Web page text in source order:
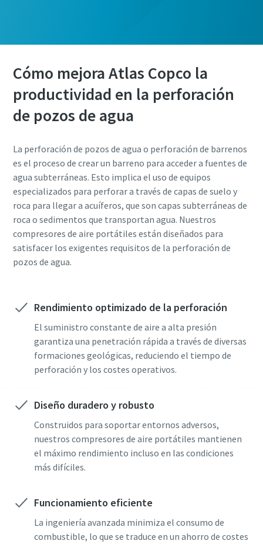
Cómo mejora Atlas Copco la
productividad en la perforación
de pozos de agua
La perforación de pozos de agua o perforación de barrenos
es el proceso de crear un barreno para acceder a fuentes de
agua subterráneas. Esto implica el uso de equipos
especializados para perforar a través de capas de suelo y
roca para llegar a acuíferos, que son capas subterráneas de
roca o sedimentos que transportan agua. Nuestros
compresores de aire portátiles están diseñados para
satisfacer los exigentes requisitos de la perforación de
pozos de agua.
Rendimiento optimizado de la perforación
El suministro constante de aire a alta presión
garantiza una penetración rápida a través de diversas
formaciones geológicas, reduciendo el tiempo de
perforación y los costes operativos.
Diseño duradero y robusto
Construidos para soportar entornos adversos,
nuestros compresores de aire portátiles mantienen
el máximo rendimiento incluso en las condiciones
más difíciles.
Funcionamiento eficiente
La ingeniería avanzada minimiza el consumo de
combustible, lo que se traduce en un ahorro de costes